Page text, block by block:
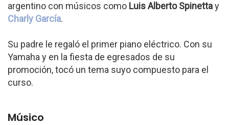
argentino con músicos como Luis Alberto Spinettay
Charly García.
Su padre le regaló el primer piano eléctrico. Con su
Yamaha y en la fiesta de egresados de su
promoción, tocó un tema suyo compuesto para el
curso.
Músico